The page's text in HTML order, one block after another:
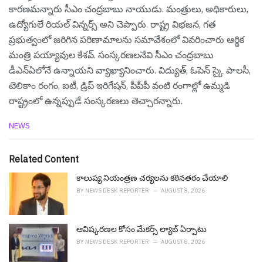
కారణమన్నారు సీఎం చంద్రబాబు నాయుడు. మంత్రులు, అధికారులు,
ఉద్యోగులే రియల్ విన్నర్స్ అని చెప్పారు. రాష్ట్ర విభజన, గత
ప్రభుత్వంలో జరిగిన పరిణామాలను సమావేశంలో వివరించారు ఆర్థిక
మంత్రి పయ్యావుల కేశ‌వ్. సంస్కరణలనేవి సీఎం చంద్రబాబు
డీఎన్ఏలోనే ఉన్నాయని వ్యాఖ్యానించారు. విద్యుత్, ఓపెన్ స్కై పాలసీ,
టెలికాం రంగం, ఐటీ, డ్రిప్ ఇరిగేషన్, పీపీపీ వంటి రంగాల్లో ఉమ్మడి
రాష్ట్రంలో ఉన్నప్పుడే సంస్కరణలు తెచ్చారన్నారు.
C
e
e
:
NEWS
Related Content
కాలుష్య నియంత్రణ చర్యలను కఠినతరం చేయాలి
BY NEWS DESK REPORTER AUGUST 8, 2026
ఆవిష్క‌ర‌ణ‌ల కోసం మేక‌ర్స్ ల్యాబ్ ఏర్పాటు
BY NEWS DESK REPORTER AUGUST 8, 2026